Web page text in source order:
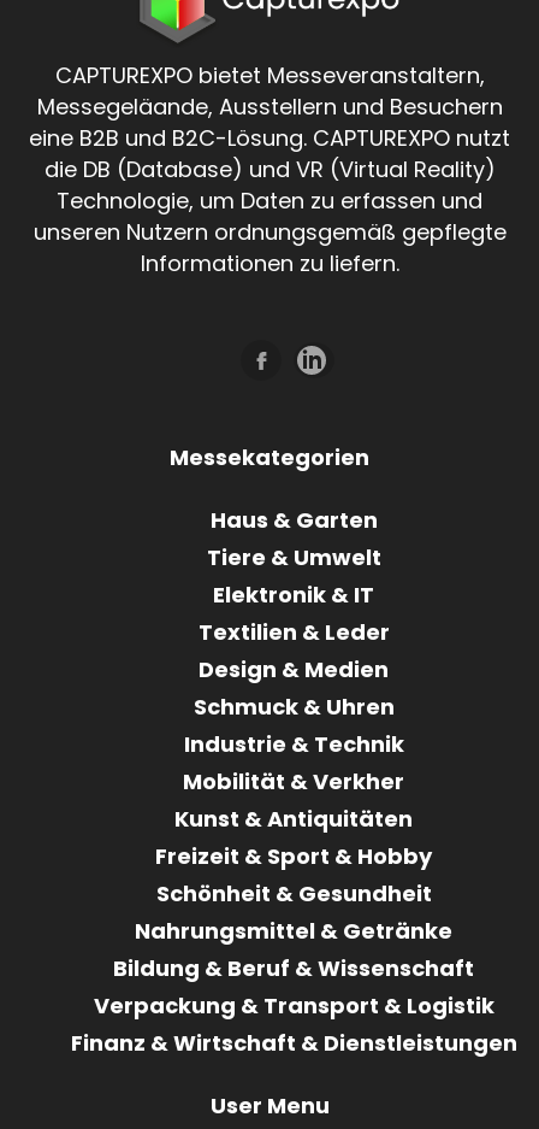
CAPTUREXPO bietet Messeveranstaltern,
Messegeläande, Ausstellern und Besuchern
eine B2B und B2C-Lösung. CAPTUREXPO nutzt
die DB (Database) und VR (Virtual Reality)
Technologie, um Daten zu erfassen und
unseren Nutzern ordnungsgemäß gepflegte
Informationen zu liefern.
Messekategorien
Haus & Garten
Tiere & Umwelt
Elektronik & IT
Textilien & Leder
Design & Medien
Schmuck & Uhren
Industrie & Technik
Mobilität & Verkher
Kunst & Antiquitäten
Freizeit & Sport & Hobby
Schönheit & Gesundheit
Nahrungsmittel & Getränke
Bildung & Beruf & Wissenschaft
Verpackung & Transport & Logistik
Finanz & Wirtschaft & Dienstleistungen
User Menu